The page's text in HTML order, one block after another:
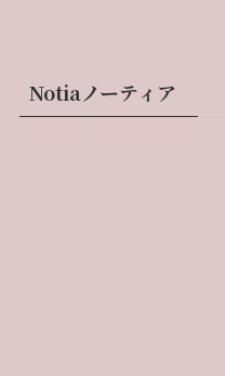
Notiaノーティア